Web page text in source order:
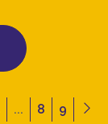
... 8 9